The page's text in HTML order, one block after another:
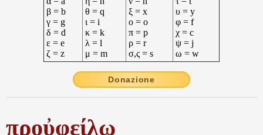
β = b
γ = g
δ = d
ε = e
ζ = z
θ = q
ι = i
κ = k
λ = l
μ = m
ξ = x
ο = o
π = p
ρ = r
σ,ς = s
υ = y
φ = f
χ = c
ψ = j
ω = w
Donazione
προὐφείλω